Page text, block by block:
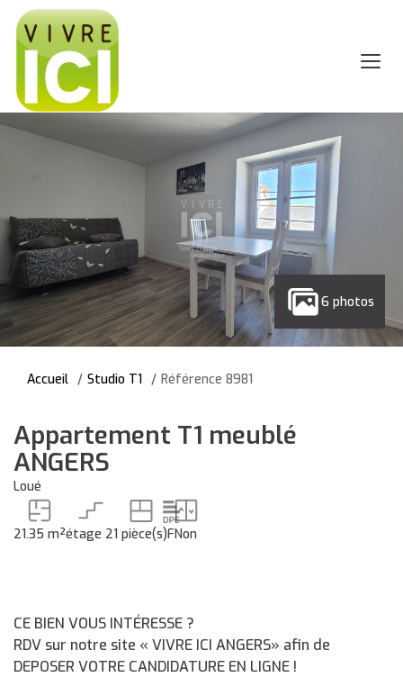
6 photos
Accueil Studio T1 Référence 8981
Appartement T1 meublé
ANGERS
Loué
21.35 m²étage 21 pièce(s)FNon
CE BIEN VOUS INTÉRESSE ?
RDV sur notre site « VIVRE ICI ANGERS» afin de
DEPOSER VOTRE CANDIDATURE EN LIGNE !